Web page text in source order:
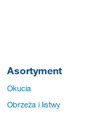
Asortyment
Okucia
Obrzeża i listwy